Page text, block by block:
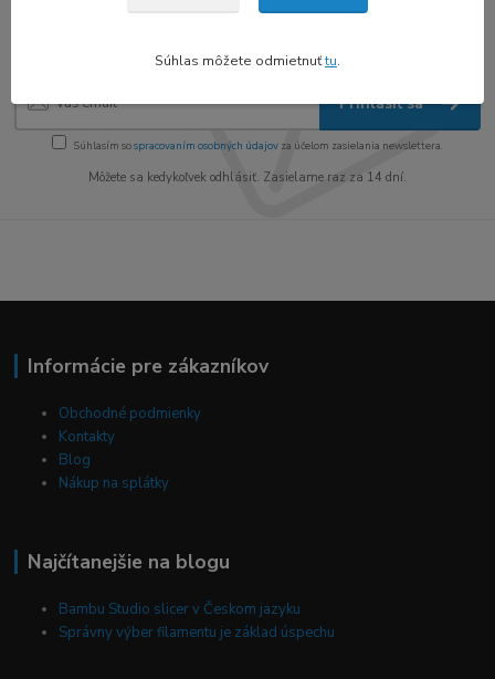
Prihlásiť sa
Súhlasím sospracovaním osobných údajov za účelom zasielania newslettera.
Môžete sa kedykoľvek odhlásiť. Zasielame raz za 14 dní.
Informácie pre zákazníkov
Obchodné podmienky
Kontakty
Blog
Nákup na splátky
Najčítanejšie na blogu
Bambu Studio slicer v Českom jazyku
Správny výber filamentu je základ úspechu
Súhlas môžete odmietnuťtu.